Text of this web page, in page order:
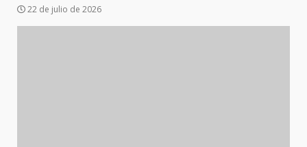
22 de julio de 2026